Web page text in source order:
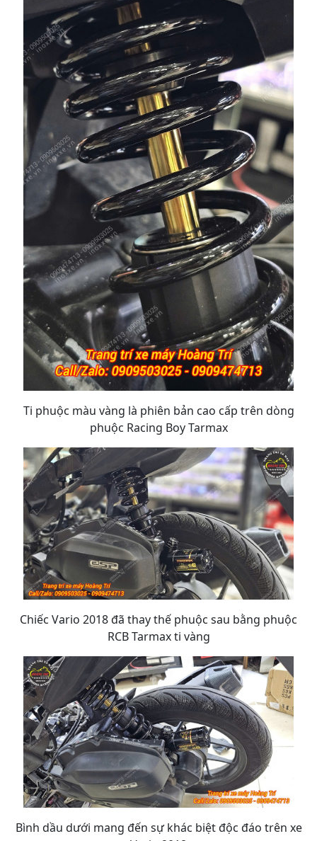
Ti phuộc màu vàng là phiên bản cao cấp trên dòng
phuộc Racing Boy Tarmax
Chiếc Vario 2018 đã thay thế phuộc sau bằng phuộc
RCB Tarmax ti vàng
Bình dầu dưới mang đến sự khác biệt độc đáo trên xe